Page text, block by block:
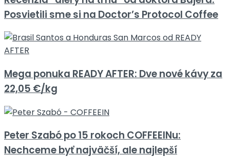
Posvietili sme si na Doctor’s Protocol Coffee
Mega ponuka READY AFTER: Dve nové kávy za
22,05 €/kg
Peter Szabó po 15 rokoch COFFEEINu:
Nechceme byť najväčší, ale najlepší